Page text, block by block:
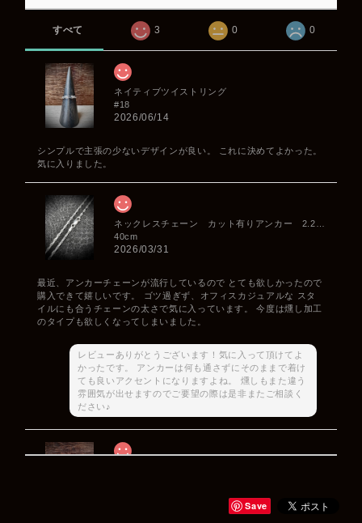
すべて 3 0 0
ネイティブツイストリング
#18
2026/06/14
シンプルで主張の少ないデザインが良い。 これに決めてよかった。
気に入りました。
40cm
2026/03/31
最近、アンカーチェーンが流行しているので とても欲しかったので
購入できて嬉しいです。 ゴツ過ぎず、オフィスカジュアルな スタ
イルにも合うチェーンの太さで気に入っています。 今度は燻し加工
のタイプも欲しくなってしまいました。
レビューありがとうございます！気に入って頂けてよ
かったです。 アンカーは何も通さずにそのままで着け
ても良いアクセントになりますよね。 燻しもまた違う
雰囲気が出せますのでご要望の際は是非またご相談く
ださい♪
Save